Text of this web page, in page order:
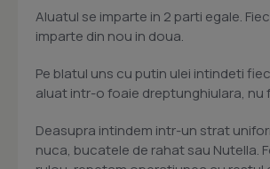
Aluatul se imparte in 2 parti egale.
imparte din nou in doua.
Pe blatul uns cu putin ulei intindeti
aluat intr-o foaie dreptunghiulara, nu
Deasupra intindem intr-un strat
nuca, bucatele de rahat sau Nutella.